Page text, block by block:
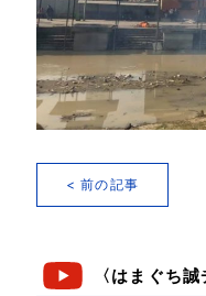
< 前の記事
〈はまぐち